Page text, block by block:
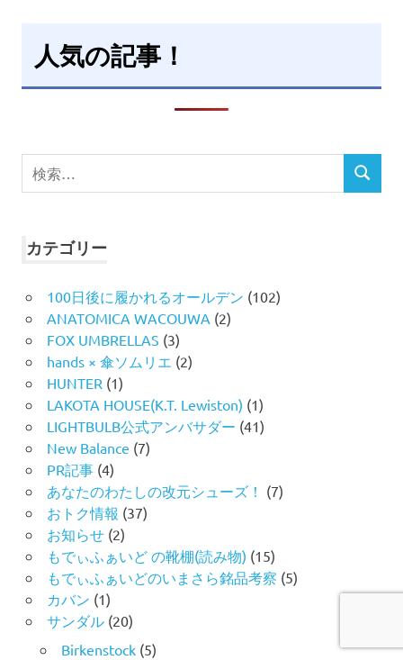
人気の記事！
検
索
検
カテゴリー
100日後に履かれるオールデン (102)
ANATOMICA WACOUWA (2)
FOX UMBRELLAS (3)
hands × 傘ソムリエ (2)
HUNTER (1)
LAKOTA HOUSE(K.T. Lewiston) (1)
LIGHTBULB公式アンバサダー (41)
New Balance (7)
PR記事(4)
あなたのわたしの改元シューズ！ (7)
おトク情報 (37)
お知らせ(2)
もでぃふぁいど の靴棚(読み物) (15)
もでぃふぁいどのいまさら銘品考察 (5)
カバン (1)
サンダル(20)
Birkenstock(5)